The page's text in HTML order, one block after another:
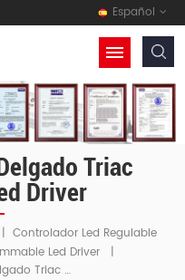
Español
Triac
Driver
| Controlador Led Regulable
Led Driver
|
Ul / Cul Tamaño Delgado Triac Dimmable Led Driver